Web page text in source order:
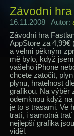
Závodní
16.11.2008 Autor:
Závodní hra
AppStore za 4,99€
a velmi pěkným
mě bylo, když
vašeho iPhone
chcete zatočit,
plynu, hratelnost
grafikou. Na výběr
odemknou když
je to s trasami. Ve
tratí, i samotná
nejlepší grafika
viděl.